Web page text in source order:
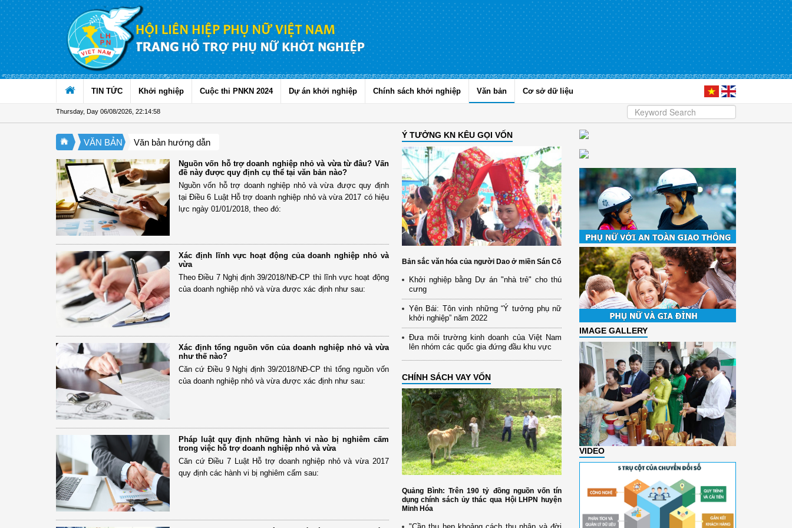
Skip to Content
TIN TỨC Khởi nghiệp Cuộc thi PNKN 2024 Dự án khởi nghiệp Chính sách khởi nghiệp Văn bản Cơ sở dữ liệu
Thursday, Day 06/08/2026 22:14:58
VĂN BẢN Văn bản hướng dẫn
Nguồn vốn hỗ trợ doanh nghiệp nhỏ và vừa từ đâu? Vấn
đề này được quy định cụ thể tại văn bản nào?
Nguồn vốn hỗ trợ doanh nghiệp nhỏ và vừa được quy định
tại Điều 6 Luật Hỗ trợ doanh nghiệp nhỏ và vừa 2017 có hiệu
lực ngày 01/01/2018, theo đó:
Xác định lĩnh vực hoạt động của doanh nghiệp nhỏ và
vừa
Theo Điều 7 Nghị định 39/2018/NĐ-CP thì lĩnh vực hoạt động
của doanh nghiệp nhỏ và vừa được xác định như sau:
Xác định tổng nguồn vốn của doanh nghiệp nhỏ và vừa
như thế nào?
Căn cứ Điều 9 Nghị định 39/2018/NĐ-CP thì tổng nguồn vốn
của doanh nghiệp nhỏ và vừa được xác định như sau:
Pháp luật quy định những hành vi nào bị nghiêm cấm
trong việc hỗ trợ doanh nghiệp nhỏ và vừa
Căn cứ Điều 7 Luật Hỗ trợ doanh nghiệp nhỏ và vừa 2017
quy định các hành vi bị nghiêm cấm sau:
Ý TƯỞNG KN KÊU GỌI VỐN
Bản sắc văn hóa của người Dao ở miền Sán Cố
Khởi nghiệp bằng Dự án "nhà trẻ" cho thú
cưng
Yên Bái: Tôn vinh những “Ý tưởng phụ nữ
khởi nghiệp” năm 2022
Đưa môi trường kinh doanh của Việt Nam
lên nhóm các quốc gia đứng đầu khu vực
CHÍNH SÁCH VAY VỐN
Quảng Bình: Trên 190 tỷ đồng nguồn vốn tín
dụng chính sách ủy thác qua Hội LHPN huyện
Minh Hóa
IMAGE GALLERY
VIDEO